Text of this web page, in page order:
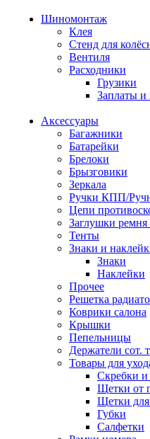
Шиномонтаж
Клея
Стенд для
Вентиля
Расходники
Грузики
Заплаты и
Аксессуары
Багажники
Батарейки
Брелоки
Брызговики
Зеркала
Ручки КПП/
Цепи
Заглушки ремня
Тенты
Знаки и
Знаки
Наклейки
Прочее
Решетка
Коврики салона
Крышки
Пепельницы
Держатели сот.
Товары для
Скребки и
Щетки от
Щетки
Губки
Салфетки